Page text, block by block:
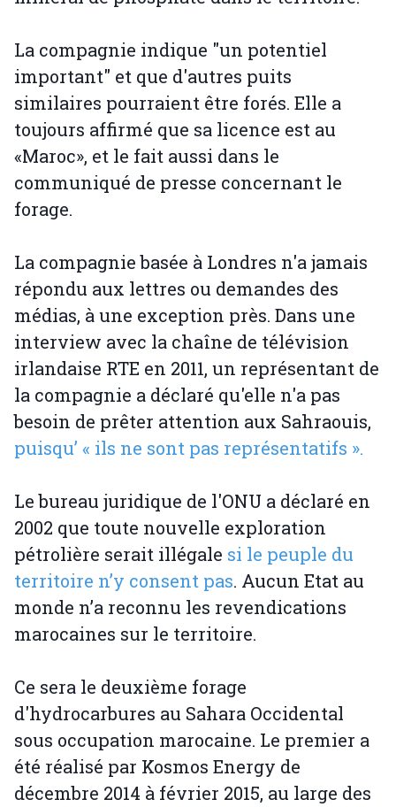
La compagnie indique "un potentiel
important" et que d'autres puits
similaires pourraient être forés. Elle a
toujours affirmé que sa licence est au
«Maroc», et le fait aussi dans le
communiqué de presse concernant le
forage.
La compagnie basée à Londres n'a jamais
répondu aux lettres ou demandes des
médias, à une exception près. Dans une
interview avec la chaîne de télévision
irlandaise RTE en 2011, un représentant de
la compagnie a déclaré qu'elle n'a pas
besoin de prêter attention aux Sahraouis,
puisqu’ « ils ne sont pas représentatifs ».
Le bureau juridique de l'ONU a déclaré en
2002 que toute nouvelle exploration
pétrolière serait illégale si le peuple du
territoire n’y consent pas. Aucun Etat au
monde n’a reconnu les revendications
marocaines sur le territoire.
Ce sera le deuxième forage
d'hydrocarbures au Sahara Occidental
sous occupation marocaine. Le premier a
été réalisé par Kosmos Energy de
décembre 2014 à février 2015, au large des